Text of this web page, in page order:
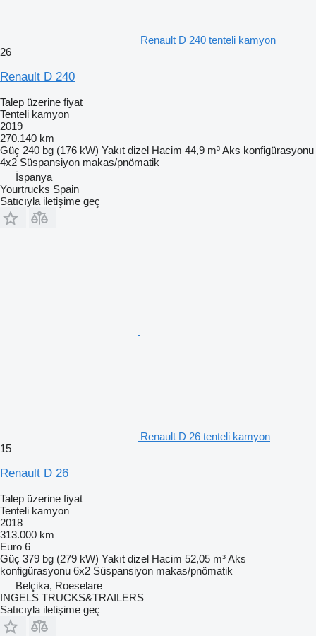
Renault D 240 tenteli kamyon
26
Renault D 240
Talep üzerine fiyat
Tenteli kamyon
2019
270.140 km
Güç 240 bg (176 kW) Yakıt dizel Hacim 44,9 m³Aks konfigürasyonu
4x2 Süspansiyon makas/pnömatik
İspanya
Yourtrucks Spain
Satıcıyla iletişime geç
Renault D 26 tenteli kamyon
15
Renault D 26
Talep üzerine fiyat
Tenteli kamyon
2018
313.000 km
Euro 6
Güç 379 bg (279 kW) Yakıt dizel Hacim 52,05 m³Aks
konfigürasyonu 6x2 Süspansiyon makas/pnömatik
Belçika, Roeselare
INGELS TRUCKS&TRAILERS
Satıcıyla iletişime geç